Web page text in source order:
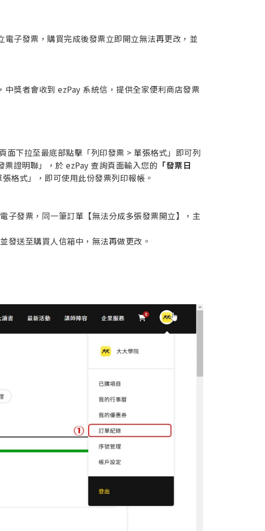
子發票，購買完成後發票立即開立無法再更改，並
獎者會收到 ezPay 系統信，提供全家便利商店發票
面下拉至最底部點擊「列印發票 > 單張格式」即可列
證明聯」，於 ezPay 查詢頁面輸入您的 「發票日
格式」，即可使用此份發票列印報帳。
子發票，同一筆訂單【無法分成多張發票開立】，主
發送至購買人信箱中，無法再做更改。